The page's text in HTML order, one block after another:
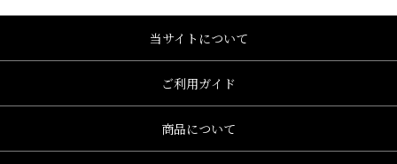
当サイトについて
ご利用ガイド
商品について